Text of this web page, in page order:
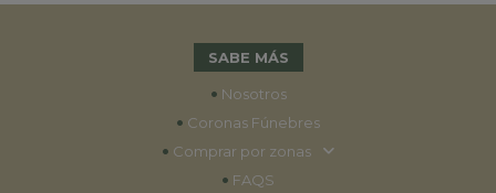
SABE MÁS
• Nosotros
• Coronas Fúnebres
• Comprar por zonas
• FAQS